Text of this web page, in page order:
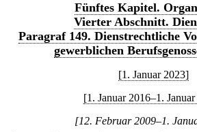
Fünftes Kapitel.
Vierter Abschnitt.
Paragraf 149. Dienstrechtliche
gewerblichen
[1. Januar 2023]
[1. Januar 2016–1.
[12. Februar 2009–1.